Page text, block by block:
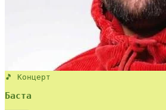
🎵 Концерт
Баста